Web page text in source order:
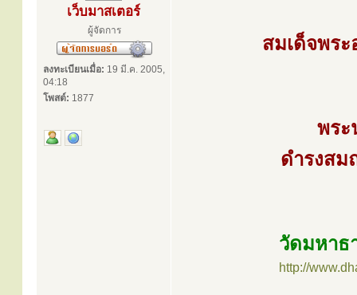
เว็บมาสเตอร์
ผู้จัดการ
ลงทะเบียนเมื่อ: 19 มี.ค. 2005,
04:18
โพสต์: 1877
สมเด็จพร
พระ
ดำรงส
วัดมหาธ
http://